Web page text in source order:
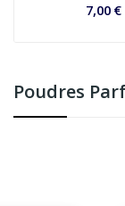
Poudres
7,00 €